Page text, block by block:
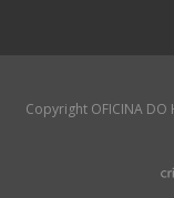
Copyright OFICINA